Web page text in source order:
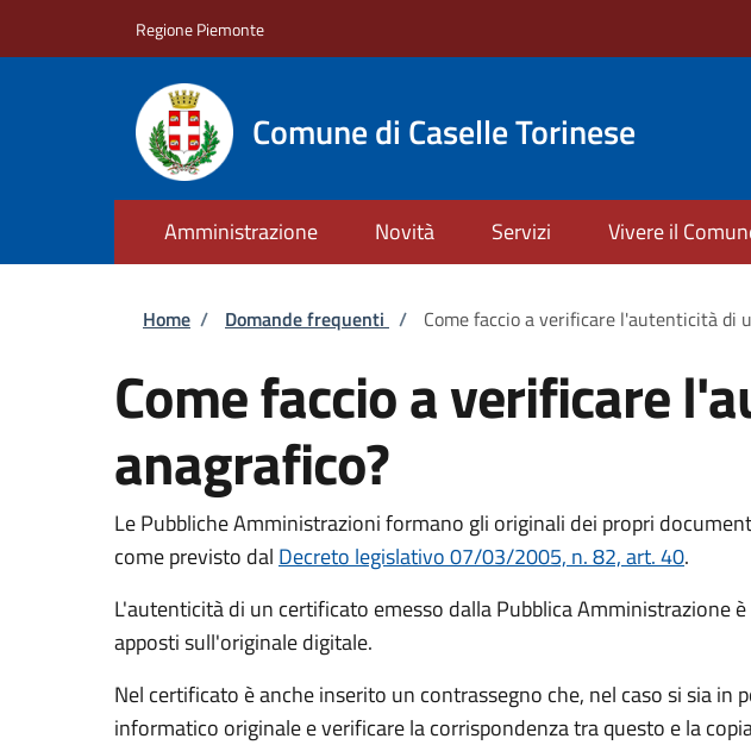
Regione Piemonte
Comune di Caselle Torinese
Amministrazione Novità Servizi Vivere il
Briciole di pane
Home / Domande frequenti / Come faccio a verificare l'autenticità di
Come faccio a verificare
anagrafico?
Le Pubbliche Amministrazioni formano gli originali dei propri
come previsto dal Decreto legislativo 07/03/2005, n. 82, art. 40.
L'autenticità di un certificato emesso dalla Pubblica
apposti sull'originale digitale.
Nel certificato è anche inserito un contrassegno che, nel caso si sia
informatico originale e verificare la corrispondenza tra questo e la